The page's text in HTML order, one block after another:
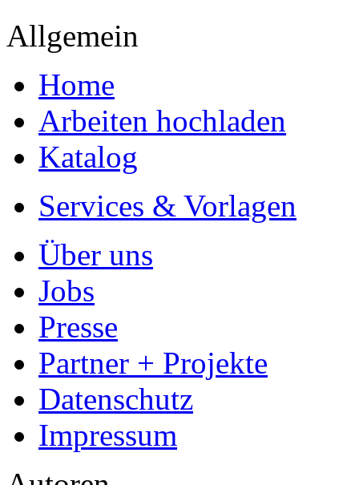
Allgemein
Home
Arbeiten hochladen
Katalog
Services & Vorlagen
Über uns
Jobs
Presse
Partner + Projekte
Datenschutz
Impressum